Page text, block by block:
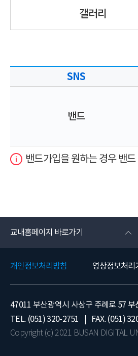
갤러리
SNS
밴드
밴드가입을 원하는 경우 밴
교내홈페이지 바로가기
개인정보처리방침 영상정보처리
47011 부산광역시 사상구 주례로 57
TEL. (051) 320-2751 | FAX. (051)
Copyright (c) 2021 BUSAN DIGITAL